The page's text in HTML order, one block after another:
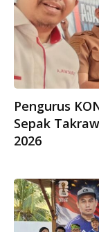
Pengurus
Sepak
2026